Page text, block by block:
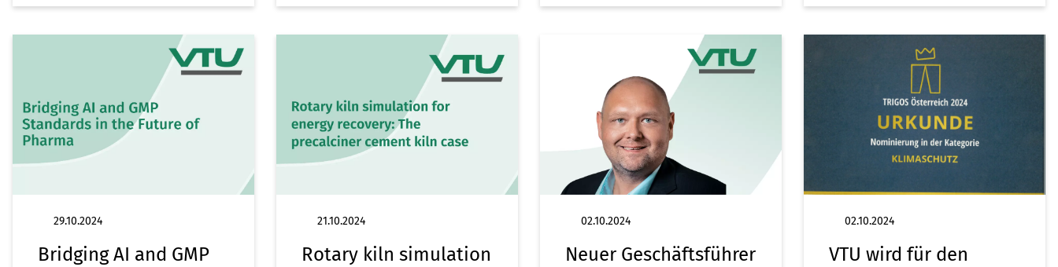
29.10.2024
Bridging AI and GMP
21.10.2024
Rotary kiln simulation
02.10.2024
Neuer Geschäftsführer
02.10.2024
VTU wird für den